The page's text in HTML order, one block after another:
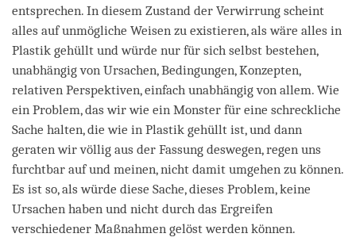
entsprechen. In diesem Zustand der Verwirrung scheint
alles auf unmögliche Weisen zu existieren, als wäre alles in
Plastik gehüllt und würde nur für sich selbst bestehen,
unabhängig von Ursachen, Bedingungen, Konzepten,
relativen Perspektiven, einfach unabhängig von allem. Wie
ein Problem, das wir wie ein Monster für eine schreckliche
Sache halten, die wie in Plastik gehüllt ist, und dann
geraten wir völlig aus der Fassung deswegen, regen uns
furchtbar auf und meinen, nicht damit umgehen zu können.
Es ist so, als würde diese Sache, dieses Problem, keine
Ursachen haben und nicht durch das Ergreifen
verschiedener Maßnahmen gelöst werden können.